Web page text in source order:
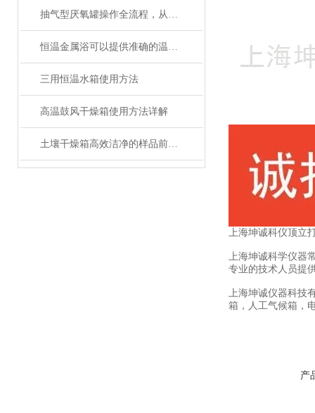
抽气型厌氧罐操作全流程，从设备准备到微生物培养的标准化指南
恒温金属浴可以提供准确的温度控制和恒温条件
三用恒温水箱使用方法
高温鼓风干燥箱使用方法详解
土壤干燥箱高效洁净的样品前处理设备
上海坤诚科仪顶立
上海坤诚科学仪器
专业的技术人员提
上海坤诚仪器科技
箱，人工气候箱，
产